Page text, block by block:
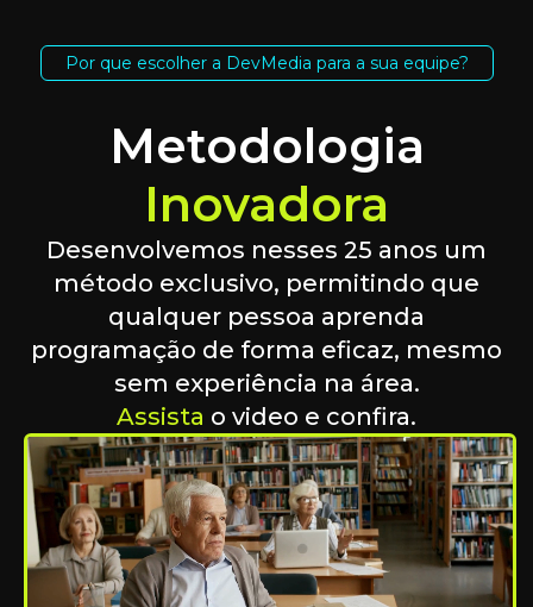
Por que escolher a DevMedia para a sua equipe?
Metodologia
Inovadora
Desenvolvemos nesses 25 anos um
método exclusivo, permitindo que
qualquer pessoa aprenda
programação de forma eficaz, mesmo
sem experiência na área.
Assista o video e confira.